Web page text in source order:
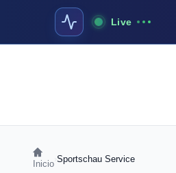
Live
Inicio Sportschau Service